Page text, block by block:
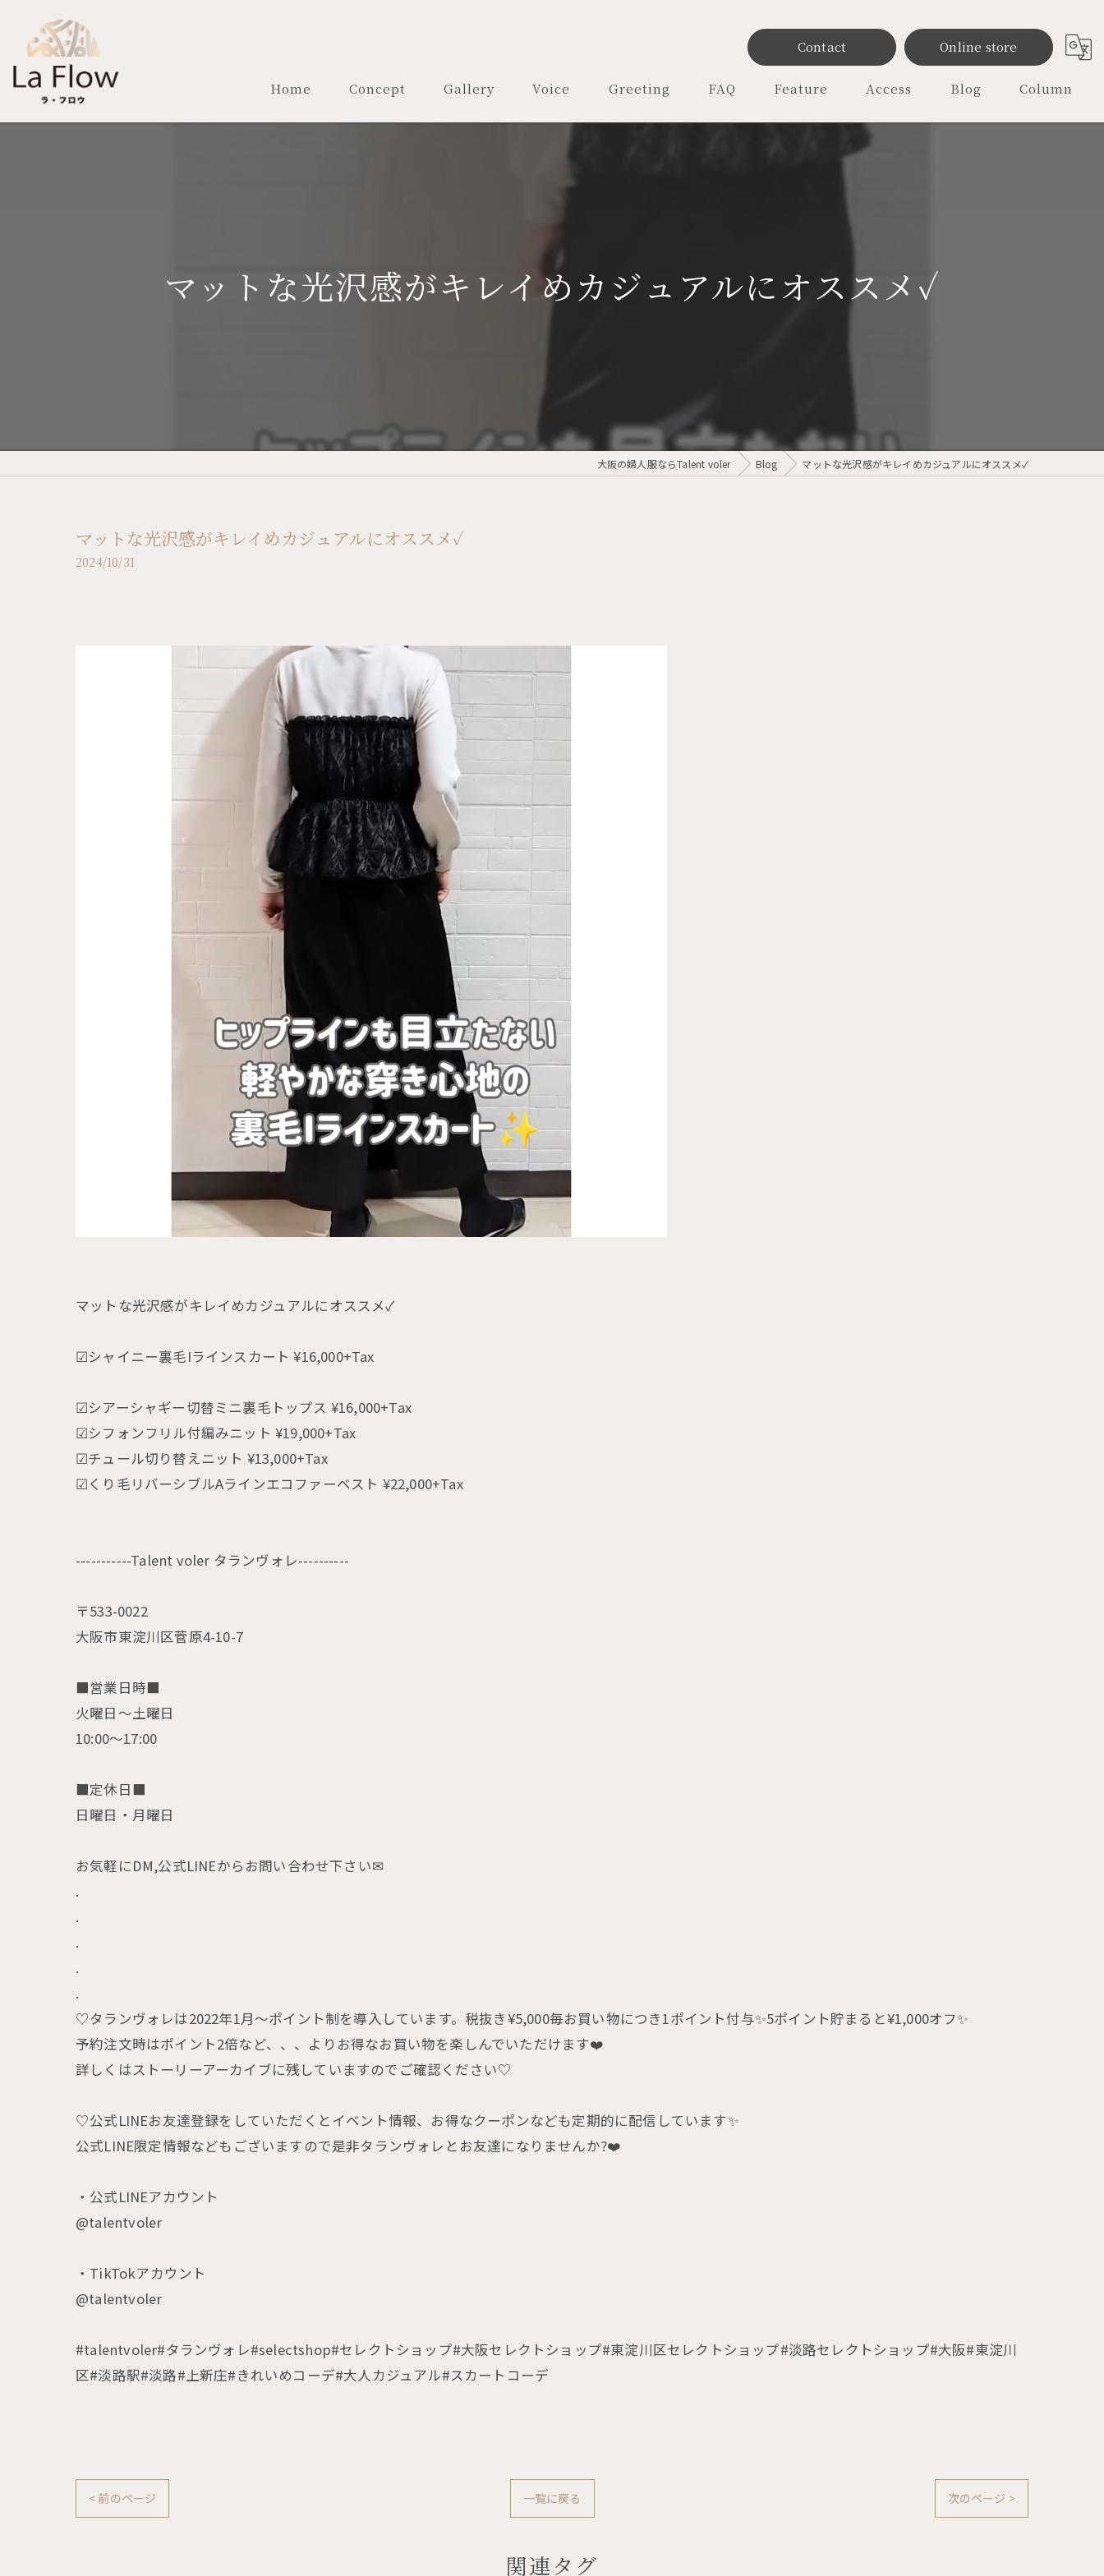
Contact Online store
Home Concept Gallery Voice Greeting FAQ Feature
セレクトショップ
Access Blog Column
マットな光沢感がキレイめカジュアルにオススメ✓
大阪の婦人服ならTalent voler Blog マットな光沢感がキレイめカジュアルにオススメ✓
マットな光沢感がキレイめカジュアルにオススメ✓
2024/10/31
マットな光沢感がキレイめカジュアルにオススメ✓
☑シャイニー裏毛Iラインスカート ¥16,000+Tax
☑シアーシャギー切替ミニ裏毛トップス ¥16,000+Tax
☑シフォンフリル付編みニット ¥19,000+Tax
☑チュール切り替えニット ¥13,000+Tax
☑くり毛リバーシブルAラインエコファーベスト ¥22,000+Tax
-----------Talent voler タランヴォレ----------
〒533-0022
大阪市東淀川区菅原4-10-7
■営業日時■
火曜日〜土曜日
10:00〜17:00
■定休日■
日曜日・月曜日
お気軽にDM,公式LINEからお問い合わせ下さい✉
.
.
.
.
.
♡タランヴォレは2022年1月〜ポイント制を導入しています。税抜き¥5,000毎お買い物につき1ポイント付与✨5ポイント貯まると¥1,000オフ✨
予約注文時はポイント2倍など、、、よりお得なお買い物を楽しんでいただけます❤️
詳しくはストーリーアーカイブに残していますのでご確認ください♡
♡公式LINEお友達登録をしていただくとイベント情報、お得なクーポンなども定期的に配信しています✨
公式LINE限定情報などもございますので是非タランヴォレとお友達になりませんか?❤️
・公式LINEアカウント
@talentvoler
・TikTokアカウント
@talentvoler
#talentvoler#タランヴォレ#selectshop#セレクトショップ#大阪セレクトショップ#東淀川区セレクトショップ#淡路セレクトショップ#大阪#東淀川
区#淡路駅#淡路#上新庄#きれいめコーデ#大人カジュアル#スカートコーデ
< 前のページ 一覧に戻る 次のページ >
関連タグ